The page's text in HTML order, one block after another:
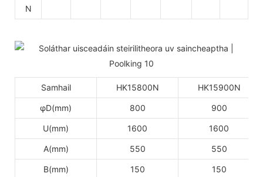
N
Samhail HK15800N HK15900N
φD(mm) 800 900
U(mm) 1600 1600
A(mm) 550 550
B(mm) 150 150